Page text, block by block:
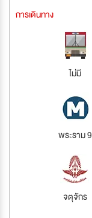
การเดินทาง
ไม่มี
พระราม 9
จตุจักร